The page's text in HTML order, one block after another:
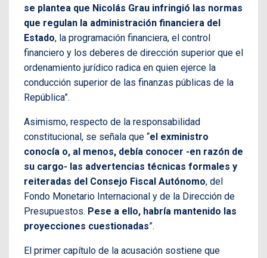
se plantea que Nicolás Grau infringió las normas
que regulan la administración financiera del
Estado, la programación financiera, el control
financiero y los deberes de dirección superior que el
ordenamiento jurídico radica en quien ejerce la
conducción superior de las finanzas públicas de la
República”.
Asimismo, respecto de la responsabilidad
constitucional, se señala que “el exministro
conocía o, al menos, debía conocer -en razón de
su cargo- las advertencias técnicas formales y
reiteradas del Consejo Fiscal Autónomo, del
Fondo Monetario Internacional y de la Dirección de
Presupuestos. Pese a ello, habría mantenido las
proyecciones cuestionadas”.
El primer capítulo de la acusación sostiene que